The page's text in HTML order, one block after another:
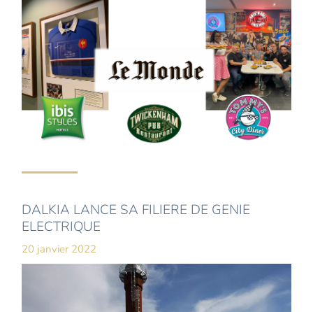
DALKIA LANCE SA FILIERE DE GENIE
ELECTRIQUE
20 janvier 2022